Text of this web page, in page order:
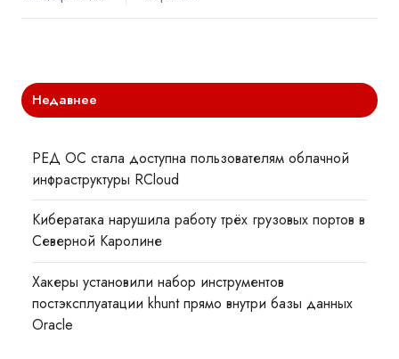
Недавнее
РЕД ОС стала доступна пользователям облачной
инфраструктуры RCloud
Кибератака нарушила работу трёх грузовых портов в
Северной Каролине
Хакеры установили набор инструментов
постэксплуатации khunt прямо внутри базы данных
Oracle